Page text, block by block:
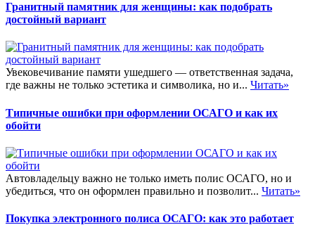
Гранитный памятник для женщины: как подобрать
достойный вариант
Увековечивание памяти ушедшего — ответственная задача,
где важны не только эстетика и символика, но и... Читать»
Типичные ошибки при оформлении ОСАГО и как их
обойти
Автовладельцу важно не только иметь полис ОСАГО, но и
убедиться, что он оформлен правильно и позволит... Читать»
Покупка электронного полиса ОСАГО: как это работает